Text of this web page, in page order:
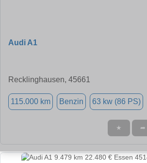
Audi A1
Recklinghausen, 45661
115.000 km Benzin 63 kw (86 PS)
★ ➦